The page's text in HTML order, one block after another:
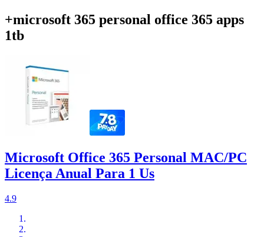
+microsoft 365 personal office 365 apps
1tb
Microsoft Office 365 Personal MAC/PC
Licença Anual Para 1 Us
4.9